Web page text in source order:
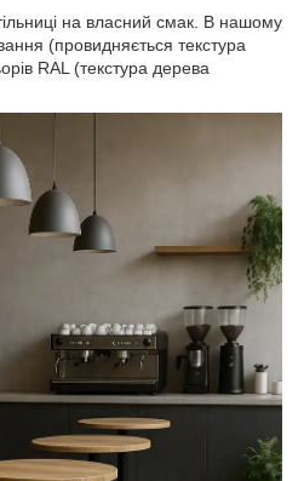
на власний смак. В нашому
(провидняється текстура
RAL (текстура дерева